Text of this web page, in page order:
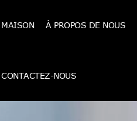
MAISON À PROPOS DE NOUS
CONTACTEZ-NOUS